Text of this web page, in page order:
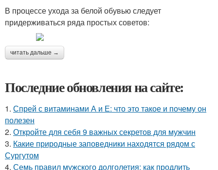
В процессе ухода за белой обувью следует
придерживаться ряда простых советов:
читать дальше →
Последние обновления на сайте:
1. Спрей с витаминами А и Е: что это такое и почему он
полезен
2. Откройте для себя 9 важных секретов для мужчин
3. Какие природные заповедники находятся рядом с
Сургутом
4. Семь правил мужского долголетия: как продлить